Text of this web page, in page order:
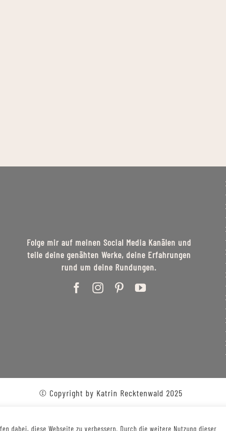
Folge mir auf meinen Social Media Kanälen und
teile deine genähten Werke, deine Erfahrungen
rund um deine Rundungen.
© Copyright by Katrin Recktenwald 2025
dabei, diese Webseite zu verbessern. Durch die weitere Nutzung dieser